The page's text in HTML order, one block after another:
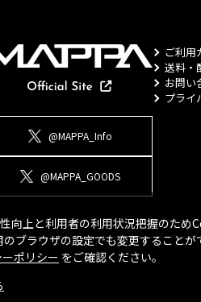
@MAPPA_Info
@MAPPA_GOODS
ご利用
送料・
お問い
プライ
向上と利用者の利用状況把握のため
ブラウザの設定でも変更すること
ポリシー をご確認ください。